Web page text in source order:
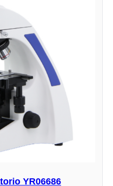
YR06686